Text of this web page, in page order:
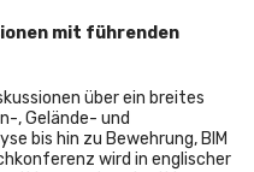
mit führenden
über ein breites
, Gelände- und
bis hin zu Bewehrung, BIM
wird in englischer